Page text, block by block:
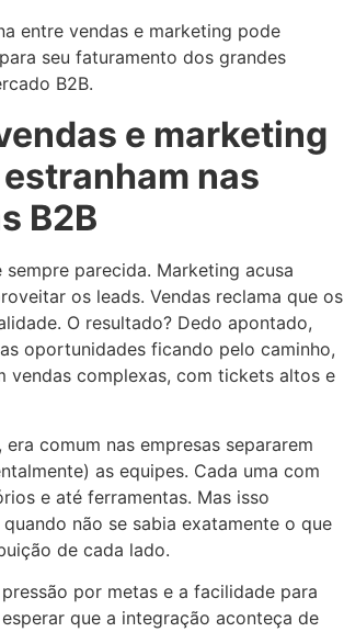
entre vendas e marketing pode
seu faturamento dos grandes
B2B.
e marketing
nas
B2B
sempre parecida. Marketing acusa
os leads. Vendas reclama que os
O resultado? Dedo apontado,
oportunidades ficando pelo caminho,
vendas complexas, com tickets altos e
comum nas empresas separarem
as equipes. Cada uma com
e até ferramentas. Mas isso
não se sabia exatamente o que
de cada lado.
por metas e a facilidade para
que a integração aconteça de